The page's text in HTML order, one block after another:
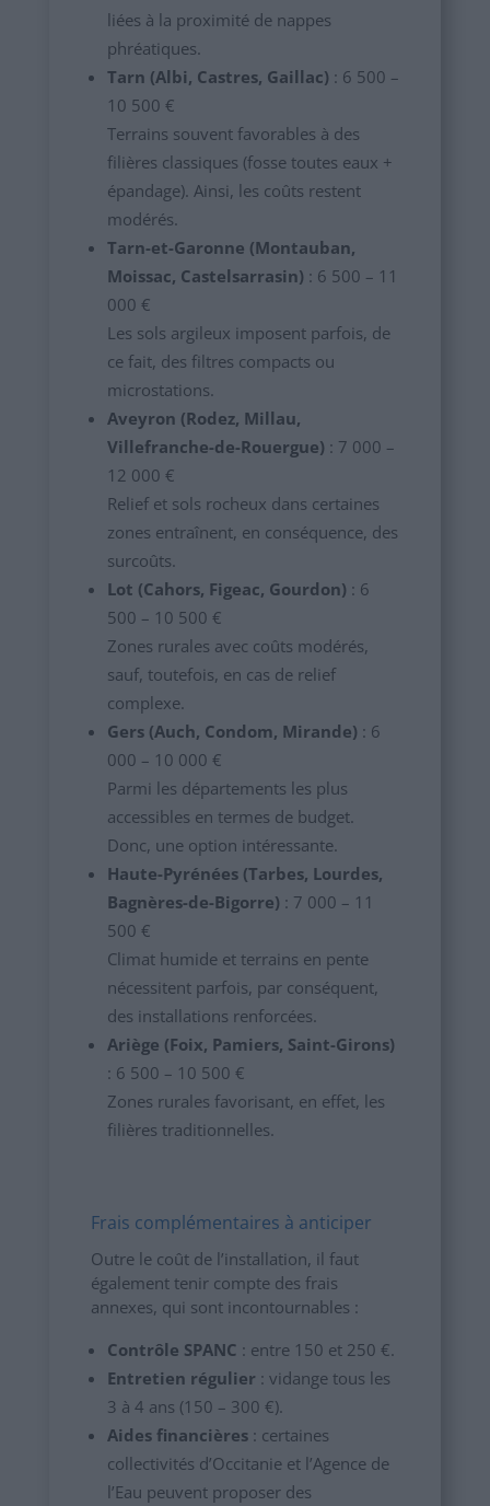
liées à la proximité de nappes
phréatiques.
Tarn (Albi, Castres, Gaillac) : 6 500 –
10 500 €
Terrains souvent favorables à des
filières classiques (fosse toutes eaux +
épandage). Ainsi, les coûts restent
modérés.
Tarn-et-Garonne (Montauban,
Moissac, Castelsarrasin) : 6 500 – 11
000 €
Les sols argileux imposent parfois, de
ce fait, des filtres compacts ou
microstations.
Aveyron (Rodez, Millau,
Villefranche-de-Rouergue) : 7 000 –
12 000 €
Relief et sols rocheux dans certaines
zones entraînent, en conséquence, des
surcoûts.
Lot (Cahors, Figeac, Gourdon) : 6
500 – 10 500 €
Zones rurales avec coûts modérés,
sauf, toutefois, en cas de relief
complexe.
Gers (Auch, Condom, Mirande) : 6
000 – 10 000 €
Parmi les départements les plus
accessibles en termes de budget.
Donc, une option intéressante.
Haute-Pyrénées (Tarbes, Lourdes,
Bagnères-de-Bigorre) : 7 000 – 11
500 €
Climat humide et terrains en pente
nécessitent parfois, par conséquent,
des installations renforcées.
Ariège (Foix, Pamiers, Saint-Girons)
: 6 500 – 10 500 €
Zones rurales favorisant, en effet, les
filières traditionnelles.
Frais complémentaires à anticiper
Outre le coût de l’installation, il faut
également tenir compte des frais
annexes, qui sont incontournables :
Contrôle SPANC : entre 150 et 250 €.
Entretien régulier : vidange tous les
3 à 4 ans (150 – 300 €).
Aides financières: certaines
collectivités d’Occitanie et l’Agence de
l’Eau peuvent proposer des